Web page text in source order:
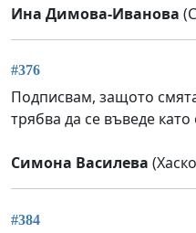
Ина Димова-Иванова
#376
Подписвам, защото
трябва да се въведе
Симона Василева
#384